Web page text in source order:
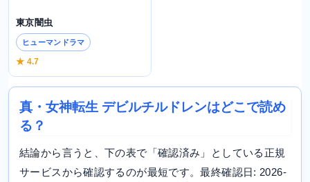
東京闇虫
ヒューマンドラマ
★ 4.7
真・女神転生 デビルチルドレンはどこで読め
る？
結論から言うと、下の表で「確認済み」としている正規
サービスから確認するのが最短です。最終確認日: 2026-